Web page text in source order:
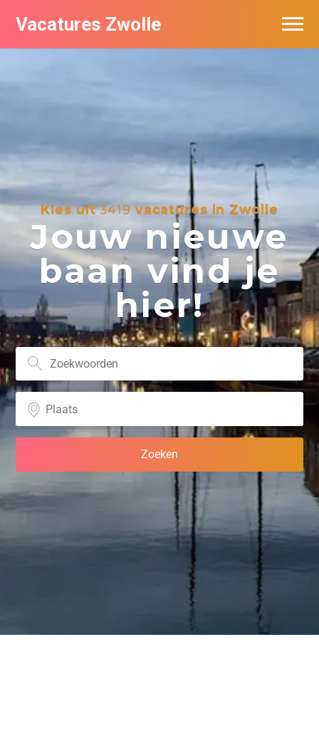
Vacatures Zwolle
Kies uit3419vacatures in Zwolle
Jouw nieuwe
baan vind je
hier!
Vacatures per bedrijf